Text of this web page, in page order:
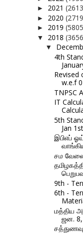
► 2021
► 2020
► 2019
▼ 2018
▼
4th
Revised
w.e.f
TNPSC
IT
5th
Jan
இபிஎப்
சம
9th -
6th -
மத்திய
ஜன.